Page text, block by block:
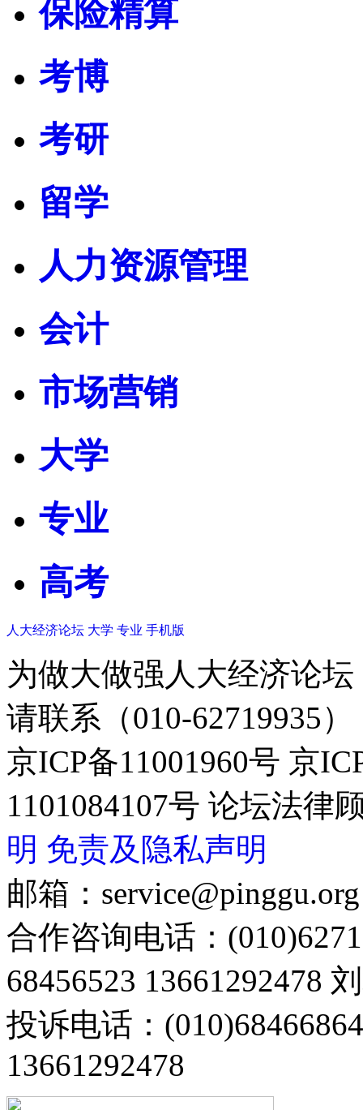
保险精算
考博
考研
留学
人力资源管理
会计
市场营销
大学
专业
高考
人大经济论坛 大学 专业 手机版
为做大做强人大经济论
请联系（010-62719935）
京ICP备11001960号 京
1101084107号 论坛法律
明 免责及隐私声明
邮箱：service@pinggu.org
合作咨询电话：
68456523 13661292478
投诉电话：
13661292478